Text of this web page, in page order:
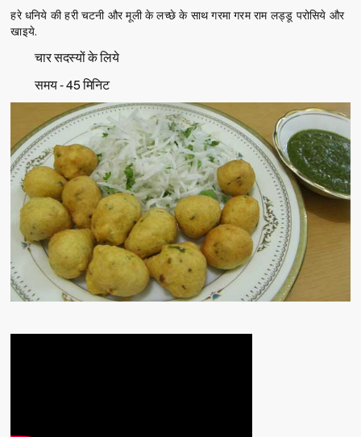
हरे धनिये की हरी चटनी और मूली के लच्छे के साथ गरमा गरम राम लड्डू परोसिये और
खाइये.
चार सदस्यों के लिये
समय - 45 मिनिट